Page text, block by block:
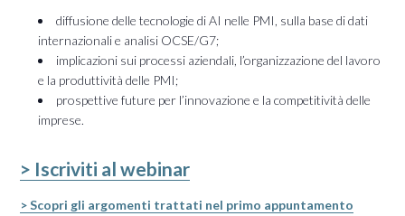
diffusione delle tecnologie di AI nelle PMI, sulla base di dati
internazionali e analisi OCSE/G7;
implicazioni sui processi aziendali, l’organizzazione del lavoro
e la produttività delle PMI;
prospettive future per l’innovazione e la competitività delle
imprese.
> Iscriviti al webinar
> Scopri gli argomenti trattati nel primo appuntamento